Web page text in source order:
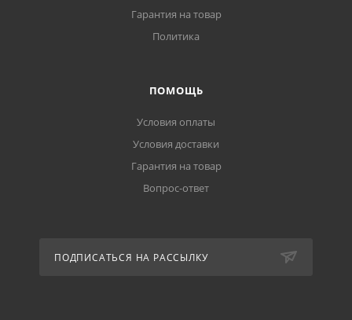
Гарантия на товар
Политика
ПОМОЩЬ
Условия оплаты
Условия доставки
Гарантия на товар
Вопрос-ответ
ПОДПИСАТЬСЯ НА РАССЫЛКУ